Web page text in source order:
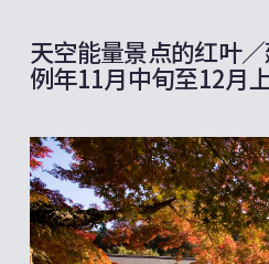
天空能量景点的红叶／
例年11月中旬至12月上